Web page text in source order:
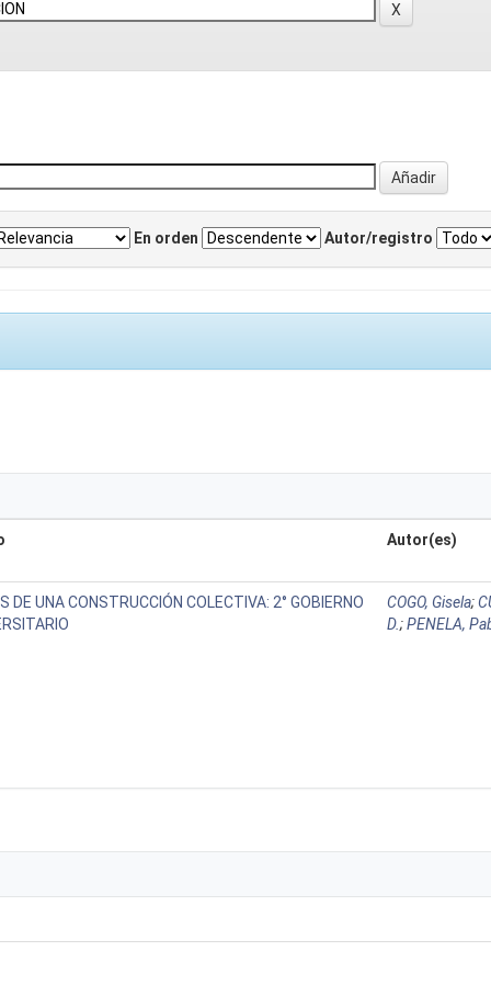
En orden Autor/registro
Autor(es)
DE UNA CONSTRUCCIÓN COLECTIVA: 2° GOBIERNO
COGO, Gisela;
D.;PENELA,